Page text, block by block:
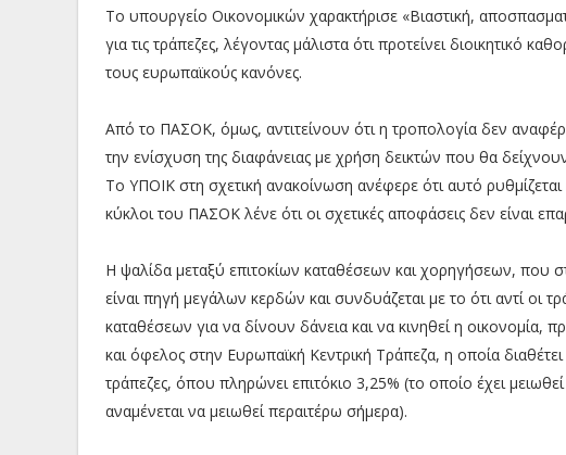
Το υπουργείο Οικονομικών χαρακτήρισε «Βιαστική,
για τις τράπεζες, λέγοντας μάλιστα ότι προτείνει διοικητικό
τους ευρωπαϊκούς κανόνες.
Από το ΠΑΣΟΚ, όμως, αντιτείνουν ότι η τροπολογία δεν
την ενίσχυση της διαφάνειας με χρήση δεικτών που θα
Το ΥΠΟΙΚ στη σχετική ανακοίνωση ανέφερε ότι αυτό
κύκλοι του ΠΑΣΟΚ λένε ότι οι σχετικές αποφάσεις δεν είναι
Η ψαλίδα μεταξύ επιτοκίων καταθέσεων και χορηγήσεων, που
είναι πηγή μεγάλων κερδών και συνδυάζεται με το ότι αντί οι
καταθέσεων για να δίνουν δάνεια και να κινηθεί η οικονομία,
και όφελος στην Ευρωπαϊκή Κεντρική Τράπεζα, η οποία
τράπεζες, όπου πληρώνει επιτόκιο 3,25% (το οποίο έχει
αναμένεται να μειωθεί περαιτέρω σήμερα).